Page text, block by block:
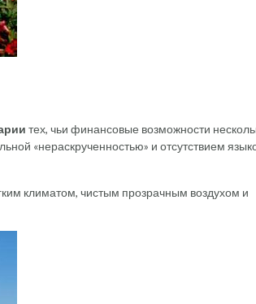
тех, чьи финансовые возможности
«нераскрученностью» и отсутствием
климатом, чистым прозрачным воздухом и